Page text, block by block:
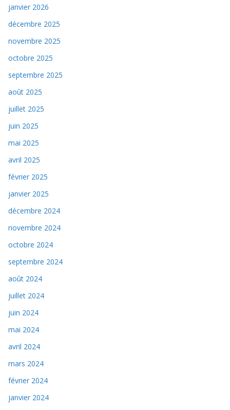
janvier 2026
décembre 2025
novembre 2025
octobre 2025
septembre 2025
août 2025
juillet 2025
juin 2025
mai 2025
avril 2025
février 2025
janvier 2025
décembre 2024
novembre 2024
octobre 2024
septembre 2024
août 2024
juillet 2024
juin 2024
mai 2024
avril 2024
mars 2024
février 2024
janvier 2024